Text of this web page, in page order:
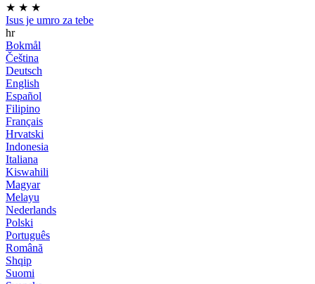
★ ★ ★
Isus je umro za tebe
hr
Bokmål
Čeština
Deutsch
English
Español
Filipino
Français
Hrvatski
Indonesia
Italiana
Kiswahili
Magyar
Melayu
Nederlands
Polski
Português
Română
Shqip
Suomi